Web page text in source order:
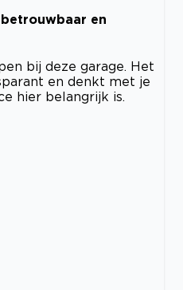
en
bij deze garage. Het
en denkt met je
hier belangrijk is.